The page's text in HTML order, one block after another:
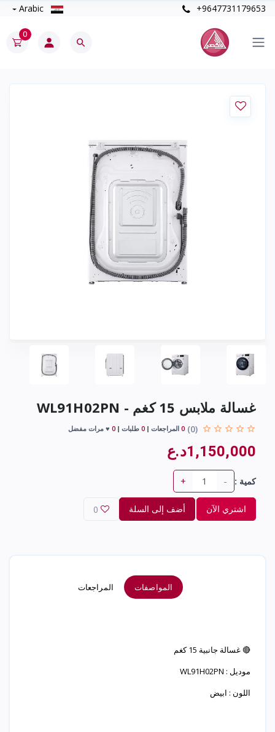
+9647731179653
0
غسالة ملابس 15 كغم - WL91H02PN
(0)
0 المراجعات 0 طلبات 0 ♥ مرات مفضل
1,150,000د.ع
كمية : -
+
اشتري الآن أضف إلى السلة 0
المواصفات المراجعات
🔴 غسالة جانبية 15 كغم
موديل : WL91H02PN
اللون : ابيض